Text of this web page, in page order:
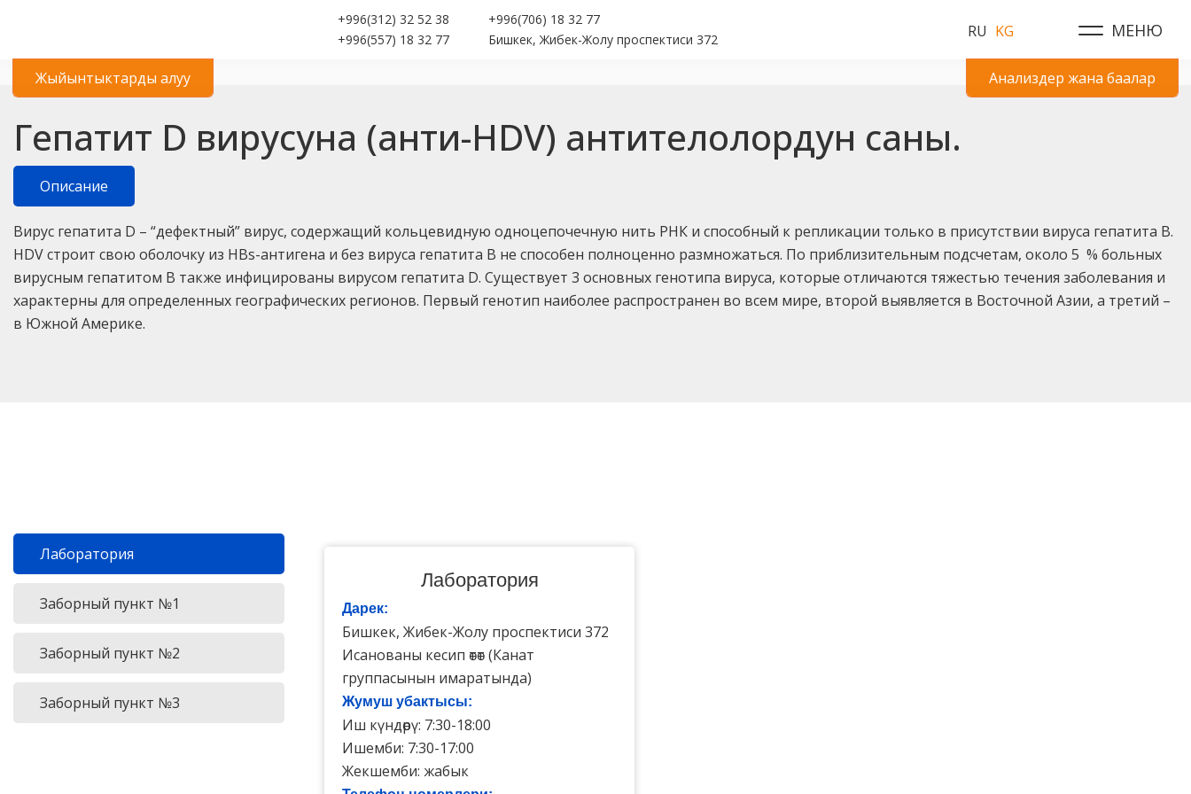
+996(312) 32 52 38
+996(557) 18 32 77
+996(706) 18 32 77
Бишкек, Жибек-Жолу проспектиси 372
МЕНЮ
RU KG
Жыйынтыктарды алуу Анализдер жана баалар
Гепатит D вирусуна (анти-HDV) антителолордун саны.
Описание
Вирус гепатита D – “дефектный” вирус, содержащий кольцевидную одноцепочечную нить РНК и способный к репликации только в присутствии вируса гепатита В.
HDV строит свою оболочку из HBs-антигена и без вируса гепатита В не способен полноценно размножаться. По приблизительным подсчетам, около 5 % больных
вирусным гепатитом В также инфицированы вирусом гепатита D. Существует 3 основных генотипа вируса, которые отличаются тяжестью течения заболевания и
характерны для определенных географических регионов. Первый генотип наиболее распространен во всем мире, второй выявляется в Восточной Азии, а третий –
в Южной Америке.
Лаборатория
Заборный пункт №1
Заборный пункт №2
Заборный пункт №3
Лаборатория
Дарек:
Бишкек, Жибек-Жолу проспектиси 372
Исанованы кесип өтөт (Канат
группасынын имаратында)
Жумуш убактысы:
Иш күндөрү: 7:30-18:00
Ишемби: 7:30-17:00
Жекшемби: жабык